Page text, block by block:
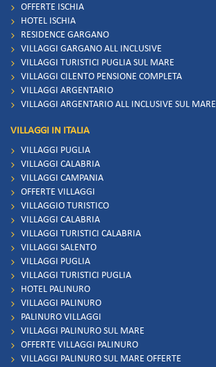
OFFERTE ISCHIA
HOTEL ISCHIA
RESIDENCE GARGANO
VILLAGGI GARGANO ALL INCLUSIVE
VILLAGGI TURISTICI PUGLIA SUL MARE
VILLAGGI CILENTO PENSIONE COMPLETA
VILLAGGI ARGENTARIO
VILLAGGI ARGENTARIO ALL INCLUSIVE SUL MARE
VILLAGGI IN ITALIA
VILLAGGI PUGLIA
VILLAGGI CALABRIA
VILLAGGI CAMPANIA
OFFERTE VILLAGGI
VILLAGGIO TURISTICO
VILLAGGI CALABRIA
VILLAGGI TURISTICI CALABRIA
VILLAGGI SALENTO
VILLAGGI PUGLIA
VILLAGGI TURISTICI PUGLIA
HOTEL PALINURO
VILLAGGI PALINURO
PALINURO VILLAGGI
VILLAGGI PALINURO SUL MARE
OFFERTE VILLAGGI PALINURO
VILLAGGI PALINURO SUL MARE OFFERTE